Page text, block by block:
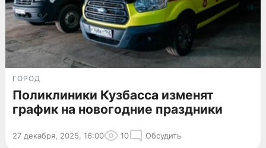
ГОРОД
Поликлиники Кузбасса изменят
график на новогодние праздники
27 декабря, 2025, 16:00 10 Обсудить